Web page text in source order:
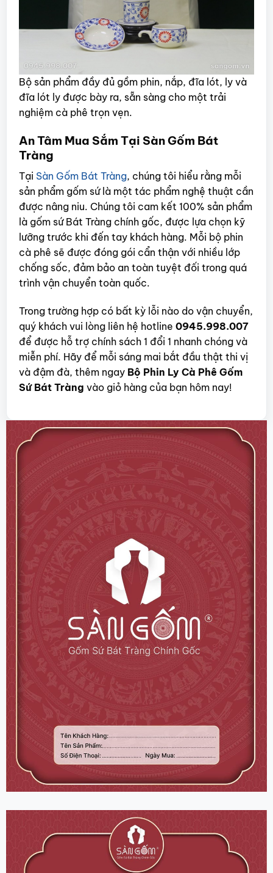
Bộ sản phẩm đầy đủ gồm phin, nắp, đĩa lót, ly và
đĩa lót ly được bày ra, sẵn sàng cho một trải
nghiệm cà phê trọn vẹn.
An Tâm Mua Sắm Tại Sàn Gốm Bát
Tràng
Tại Sàn Gốm Bát Tràng, chúng tôi hiểu rằng mỗi
sản phẩm gốm sứ là một tác phẩm nghệ thuật cần
được nâng niu. Chúng tôi cam kết 100% sản phẩm
là gốm sứ Bát Tràng chính gốc, được lựa chọn kỹ
lưỡng trước khi đến tay khách hàng. Mỗi bộ phin
cà phê sẽ được đóng gói cẩn thận với nhiều lớp
chống sốc, đảm bảo an toàn tuyệt đối trong quá
trình vận chuyển toàn quốc.
Trong trường hợp có bất kỳ lỗi nào do vận chuyển,
quý khách vui lòng liên hệ hotline 0945.998.007
để được hỗ trợ chính sách 1 đổi 1 nhanh chóng và
miễn phí. Hãy để mỗi sáng mai bắt đầu thật thi vị
và đậm đà, thêm ngay Bộ Phin Ly Cà Phê Gốm
Sứ Bát Tràng vào giỏ hàng của bạn hôm nay!